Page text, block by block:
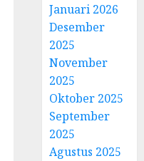
Januari 2026
Desember
2025
November
2025
Oktober 2025
September
2025
Agustus 2025